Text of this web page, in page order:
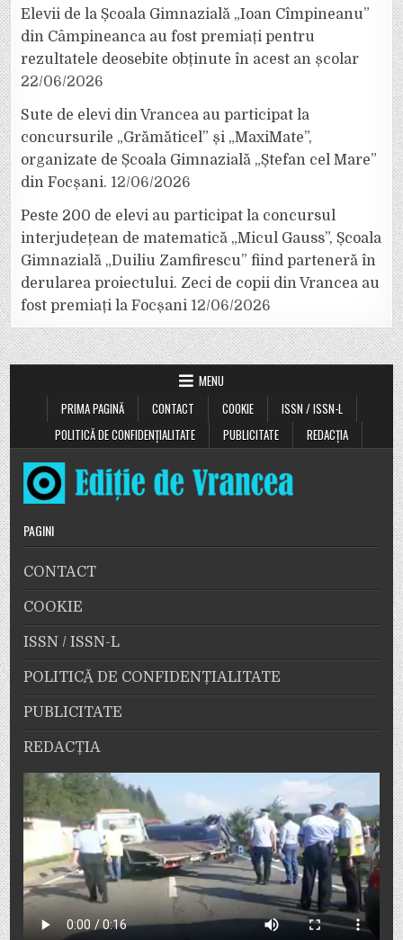
Elevii de la Școala Gimnazială „Ioan Cîmpineanu”
din Câmpineanca au fost premiați pentru
rezultatele deosebite obținute în acest an școlar
22/06/2026
Sute de elevi din Vrancea au participat la
concursurile „Grămăticel” și „MaxiMate”,
organizate de Școala Gimnazială „Ștefan cel Mare”
din Focșani. 12/06/2026
Peste 200 de elevi au participat la concursul
interjudețean de matematică „Micul Gauss”, Școala
Gimnazială „Duiliu Zamfirescu” fiind parteneră în
derularea proiectului. Zeci de copii din Vrancea au
fost premiați la Focșani 12/06/2026
MENU
PRIMA PAGINĂ
CONTACT COOKIE
ISSN / ISSN-L
POLITICĂ DE CONFIDENȚIALITATE
PUBLICITATE REDACȚIA
PAGINI
CONTACT
COOKIE
ISSN / ISSN-L
POLITICĂ DE CONFIDENȚIALITATE
PUBLICITATE
REDACȚIA